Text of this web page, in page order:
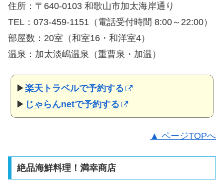
住所：〒640-0103 和歌山市加太海岸通り
TEL：073-459-1151（電話受付時間 8:00～22:00）
部屋数：20室（和室16・和洋室4）
温泉：加太淡嶋温泉（重曹泉・加温）
▶楽天トラベルで予約する
▶ じゃらんnetで予約する
▲ ページTOPへ
絶品海鮮料理！満幸商店